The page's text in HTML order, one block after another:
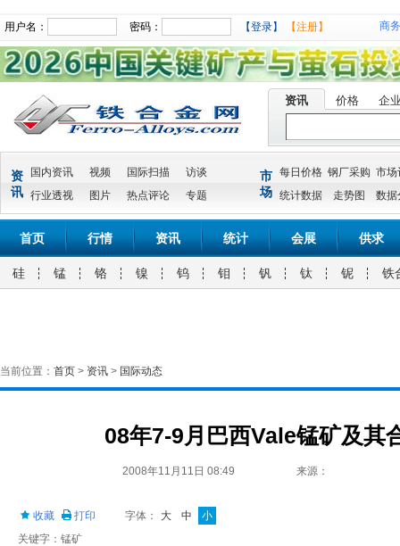
用户名： 密码： 【登录】 【注册】 商
资讯 价格 企
资
讯
国内资讯 视频 国际扫描
访谈
行业透视
图片 热点评论 专题
市
场
每日价格 钢厂采购 市场
统计数据
走势图 数据
首页 行情 资讯 统计 会展 供求
硅 锰 铬 镍 钨 钼 钒 钛 铌 铁
当前位置： 首页 > 资讯 > 国际动态
08年7-9月巴西Vale锰矿及其
2008年11月11日 08:49 来源：
收藏 打印 字体： 大 中
小
关键字：锰矿